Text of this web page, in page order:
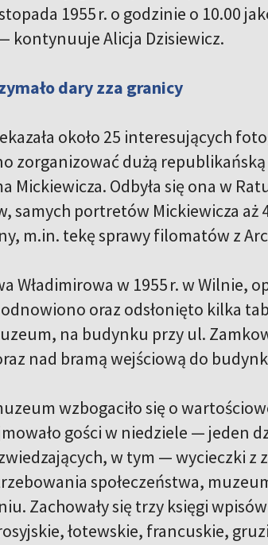
1955 r. o godzinie o 10.00
kontynuuje Alicja Dzisiewicz.
dary zza granicy
około 25 interesujących
zorganizować dużą
Mickiewicza. Odbyła się ona w
samych portretów Mickiewicza aż
m.in. tekę sprawy filomatów z
Władimirowa w 1955 r. w Wilnie,
oraz odsłonięto kilka
na budynku przy ul.
nad bramą wejściową do
wzbogaciło się o
gości w niedziele — jeden
w tym — wycieczki z
społeczeństwa,
Zachowały się trzy księgi
łotewskie, francuskie,